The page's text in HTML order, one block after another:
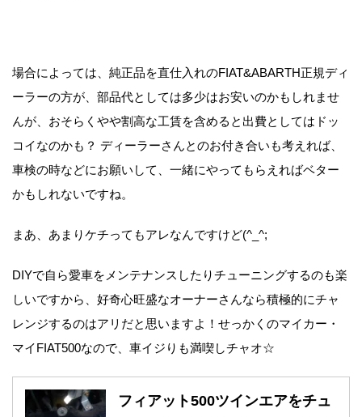
場合によっては、純正品を直仕入れのFIAT&ABARTH正規ディ
ーラーの方が、部品代としては多少はお安いのかもしれませ
んが、おそらくやや割高な工賃を含めると出費としてはドッ
コイなのかも？ ディーラーさんとのお付き合いも考えれば、
車検の時などにお願いして、一緒にやってもらえればベター
かもしれないですね。
まあ、あまりケチってもアレなんですけど(^_^;
DIYで自ら愛車をメンテナンスしたりチューニングするのも楽
しいですから、好奇心旺盛なオーナーさんなら積極的にチャ
レンジするのはアリだと思いますよ！せっかくのマイカー・
マイFIAT500なので、車イジりも満喫しチャオ☆
フィアット500ツインエアをチュ